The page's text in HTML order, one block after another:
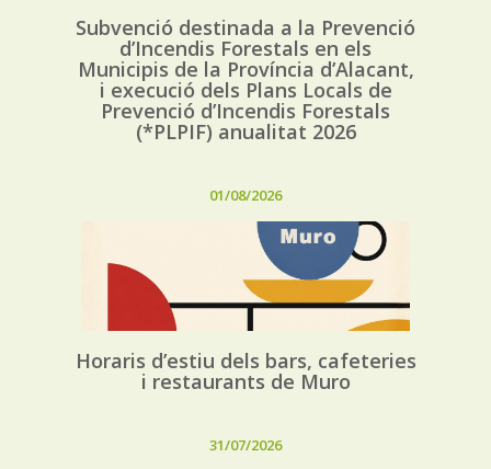
Subvenció destinada a la Prevenció
d’Incendis Forestals en els
Municipis de la Província d’Alacant,
i execució dels Plans Locals de
Prevenció d’Incendis Forestals
(*PLPIF) anualitat 2026
01/08/2026
Horaris d’estiu dels bars, cafeteries
i restaurants de Muro
31/07/2026